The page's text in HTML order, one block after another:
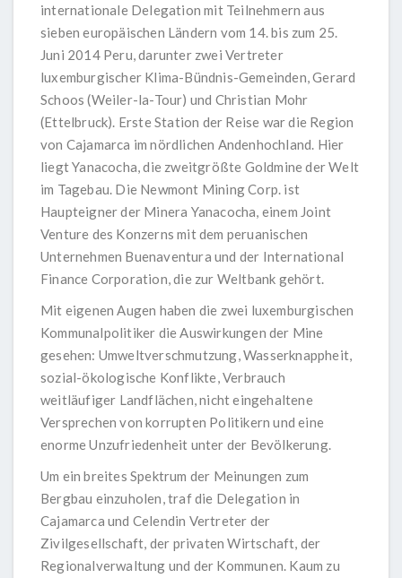
internationale Delegation mit Teilnehmern aus
sieben europäischen Ländern vom 14. bis zum 25.
Juni 2014 Peru, darunter zwei Vertreter
luxemburgischer Klima-Bündnis-Gemeinden, Gerard
Schoos (Weiler-la-Tour) und Christian Mohr
(Ettelbruck). Erste Station der Reise war die Region
von Cajamarca im nördlichen Andenhochland. Hier
liegt Yanacocha, die zweitgrößte Goldmine der Welt
im Tagebau. Die Newmont Mining Corp. ist
Haupteigner der Minera Yanacocha, einem Joint
Venture des Konzerns mit dem peruanischen
Unternehmen Buenaventura und der International
Finance Corporation, die zur Weltbank gehört.
Mit eigenen Augen haben die zwei luxemburgischen
Kommunalpolitiker die Auswirkungen der Mine
gesehen: Umweltverschmutzung, Wasserknappheit,
sozial-ökologische Konflikte, Verbrauch
weitläufiger Landflächen, nicht eingehaltene
Versprechen von korrupten Politikern und eine
enorme Unzufriedenheit unter der Bevölkerung.
Um ein breites Spektrum der Meinungen zum
Bergbau einzuholen, traf die Delegation in
Cajamarca und Celendin Vertreter der
Zivilgesellschaft, der privaten Wirtschaft, der
Regionalverwaltung und der Kommunen. Kaum zu